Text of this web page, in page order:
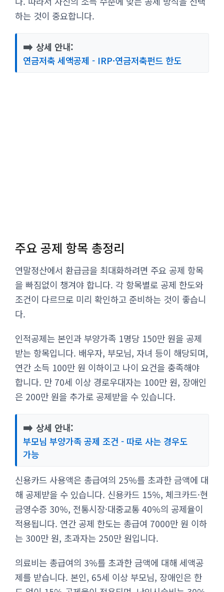
하는 것이 중요합니다.
➡️ 상세 안내:
연금저축 세액공제 - IRP·연금저축펀드 한도
주요 공제 항목 총정리
연말정산에서 환급금을 최대화하려면 주요 공제 항목
을 빠짐없이 챙겨야 합니다. 각 항목별로 공제 한도와
조건이 다르므로 미리 확인하고 준비하는 것이 좋습니
다.
인적공제는 본인과 부양가족 1명당 150만 원을 공제
받는 항목입니다. 배우자, 부모님, 자녀 등이 해당되며,
연간 소득 100만 원 이하이고 나이 요건을 충족해야
합니다. 만 70세 이상 경로우대자는 100만 원, 장애인
은 200만 원을 추가로 공제받을 수 있습니다.
➡️ 상세 안내:
부모님 부양가족 공제 조건 - 따로 사는 경우도
가능
신용카드 사용액은 총급여의 25%를 초과한 금액에 대
해 공제받을 수 있습니다. 신용카드 15%, 체크카드·현
금영수증 30%, 전통시장·대중교통 40%의 공제율이
적용됩니다. 연간 공제 한도는 총급여 7000만 원 이하
는 300만 원, 초과자는 250만 원입니다.
의료비는 총급여의 3%를 초과한 금액에 대해 세액공
제를 받습니다. 본인, 65세 이상 부모님, 장애인은 한